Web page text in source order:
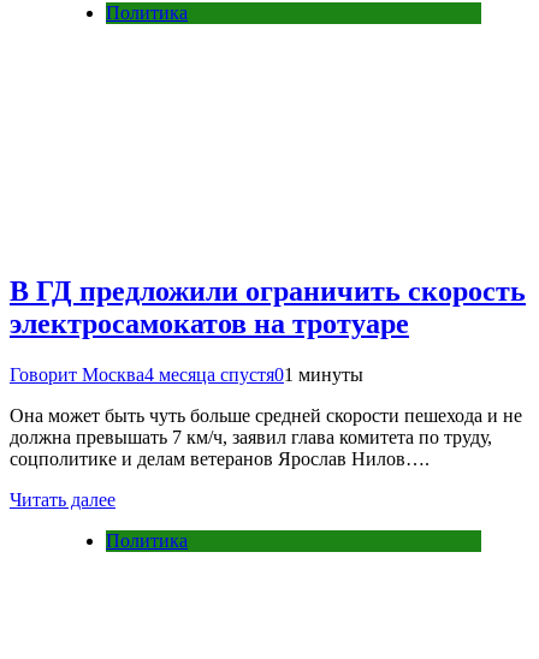
Политика
В ГД предложили ограничить скорость
электросамокатов на тротуаре
Говорит Москва4 месяца спустя01 минуты
Она может быть чуть больше средней скорости пешехода и не
должна превышать 7 км/ч, заявил глава комитета по труду,
соцполитике и делам ветеранов Ярослав Нилов….
Читать далее
Политика